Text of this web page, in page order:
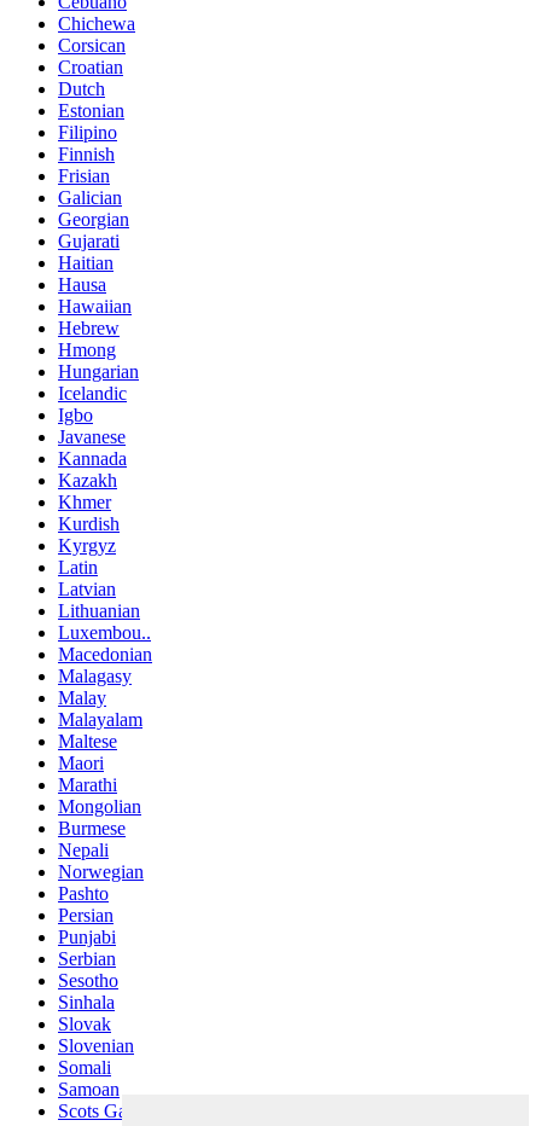
Chichewa
Corsican
Croatian
Dutch
Estonian
Filipino
Finnish
Frisian
Galician
Georgian
Gujarati
Haitian
Hausa
Hawaiian
Hebrew
Hmong
Hungarian
Icelandic
Igbo
Javanese
Kannada
Kazakh
Khmer
Kurdish
Kyrgyz
Latin
Latvian
Lithuanian
Luxembou..
Macedonian
Malagasy
Malay
Malayalam
Maltese
Maori
Marathi
Mongolian
Burmese
Nepali
Norwegian
Pashto
Persian
Punjabi
Serbian
Sesotho
Sinhala
Slovak
Slovenian
Somali
Samoan
Scots Gaelic